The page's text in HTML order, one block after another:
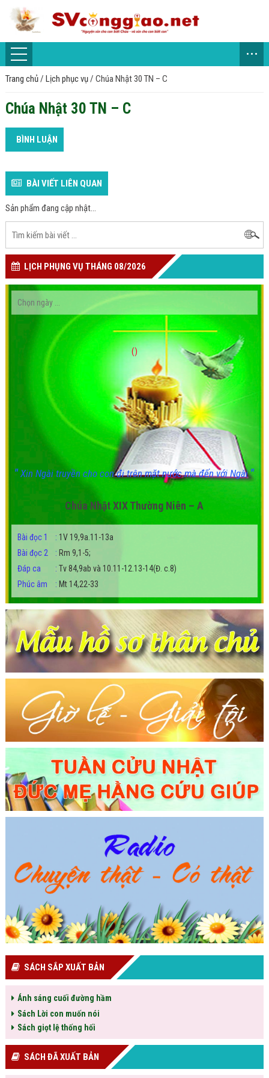
...
Trang chủ/ Lịch phục vụ/ Chúa Nhật 30 TN – C
Chúa Nhật 30 TN – C
BÌNH LUẬN
BÀI VIẾT LIÊN QUAN
Sản phẩm đang cập nhật...
LỊCH PHỤNG VỤ THÁNG 08/2026
()
"Xin Ngài truyền cho con đi trên mặt nước mà đến với Ngài"
Chúa Nhật XIX Thường Niên – A
Bài đọc 1 : 1V 19,9a.11-13a
Bài đọc 2
: Rm 9,1-5;
Đáp ca
: Tv 84,9ab và 10.11-12.13-14(Đ. c.8)
Phúc âm
: Mt 14,22-33
SÁCH SẮP XUẤT BẢN
Ánh sáng cuối đường hầm
Sách Lời con muốn nói
Sách giọt lệ thống hối
SÁCH ĐÃ XUẤT BẢN